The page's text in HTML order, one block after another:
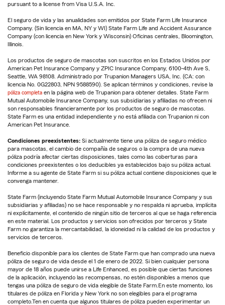
pursuant to a license from Visa U.S.A. Inc.
El seguro de vida y las anualidades son emitidos por State Farm Life Insurance
Company. (Sin licencia en MA, NY y WI) State Farm Life and Accident Assurance
Company (con licencia en New York y Wisconsin) Oficinas centrales, Bloomington,
Illinois.
Los productos de seguro de mascotas son suscritos en los Estados Unidos por
American Pet Insurance Company y ZPIC Insurance Company, 6100-4th Ave S,
Seattle, WA 98108. Administrado por Trupanion Managers USA, Inc. (CA: con
licencia No. 0G22803, NPN 9588590). Se aplican términos y condiciones, revise la
póliza completa en la página web de Trupanion para obtener detalles. State Farm
Mutual Automobile Insurance Company, sus subsidiarias y afiliadas no ofrecen ni
son responsables financieramente por los productos de seguro de mascotas.
State Farm es una entidad independiente y no está afiliada con Trupanion ni con
American Pet Insurance.
Condiciones preexistentes: Si actualmente tiene una póliza de seguro médico
para mascotas, el cambio de compañía de seguros o la compra de una nueva
póliza podría afectar ciertas disposiciones, tales como las coberturas para
condiciones preexistentes o los deducibles ya establecidos bajo su póliza actual.
Informe a su agente de State Farm si su póliza actual contiene disposiciones que le
convenga mantener.
State Farm (incluyendo State Farm Mutual Automobile Insurance Company y sus
subsidiarias y afiliadas) no se hace responsable y no respalda ni aprueba, implícita
ni explícitamente, el contenido de ningún sitio de terceros al que se haga referencia
en este material. Los productos y servicios son ofrecidos por terceros y State
Farm no garantiza la mercantabilidad, la idoneidad ni la calidad de los productos y
servicios de terceros.
Beneficio disponible para los clientes de State Farm que han comprado una nueva
póliza de seguro de vida desde el 1 de enero de 2022. Si bien cualquier persona
mayor de 18 años puede unirse a Life Enhanced, es posible que ciertas funciones
de la aplicación, incluyendo las recompensas, no estén disponibles a menos que
tengas una póliza de seguro de vida elegible de State Farm.En este momento, los
titulares de póliza en Florida y New York no son elegibles para el programa
completo.Ten en cuenta que algunos titulares de póliza pueden experimentar un